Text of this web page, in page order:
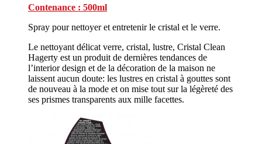
Contenance : 500ml
Spray pour nettoyer et entretenir le cristal et le verre.
Le nettoyant délicat verre, cristal, lustre, Cristal Clean
Hagerty est un produit de dernières tendances de
l’interior design et de la décoration de la maison ne
laissent aucun doute: les lustres en cristal à gouttes sont
de nouveau à la mode et on mise tout sur la légèreté des
ses prismes transparents aux mille facettes.